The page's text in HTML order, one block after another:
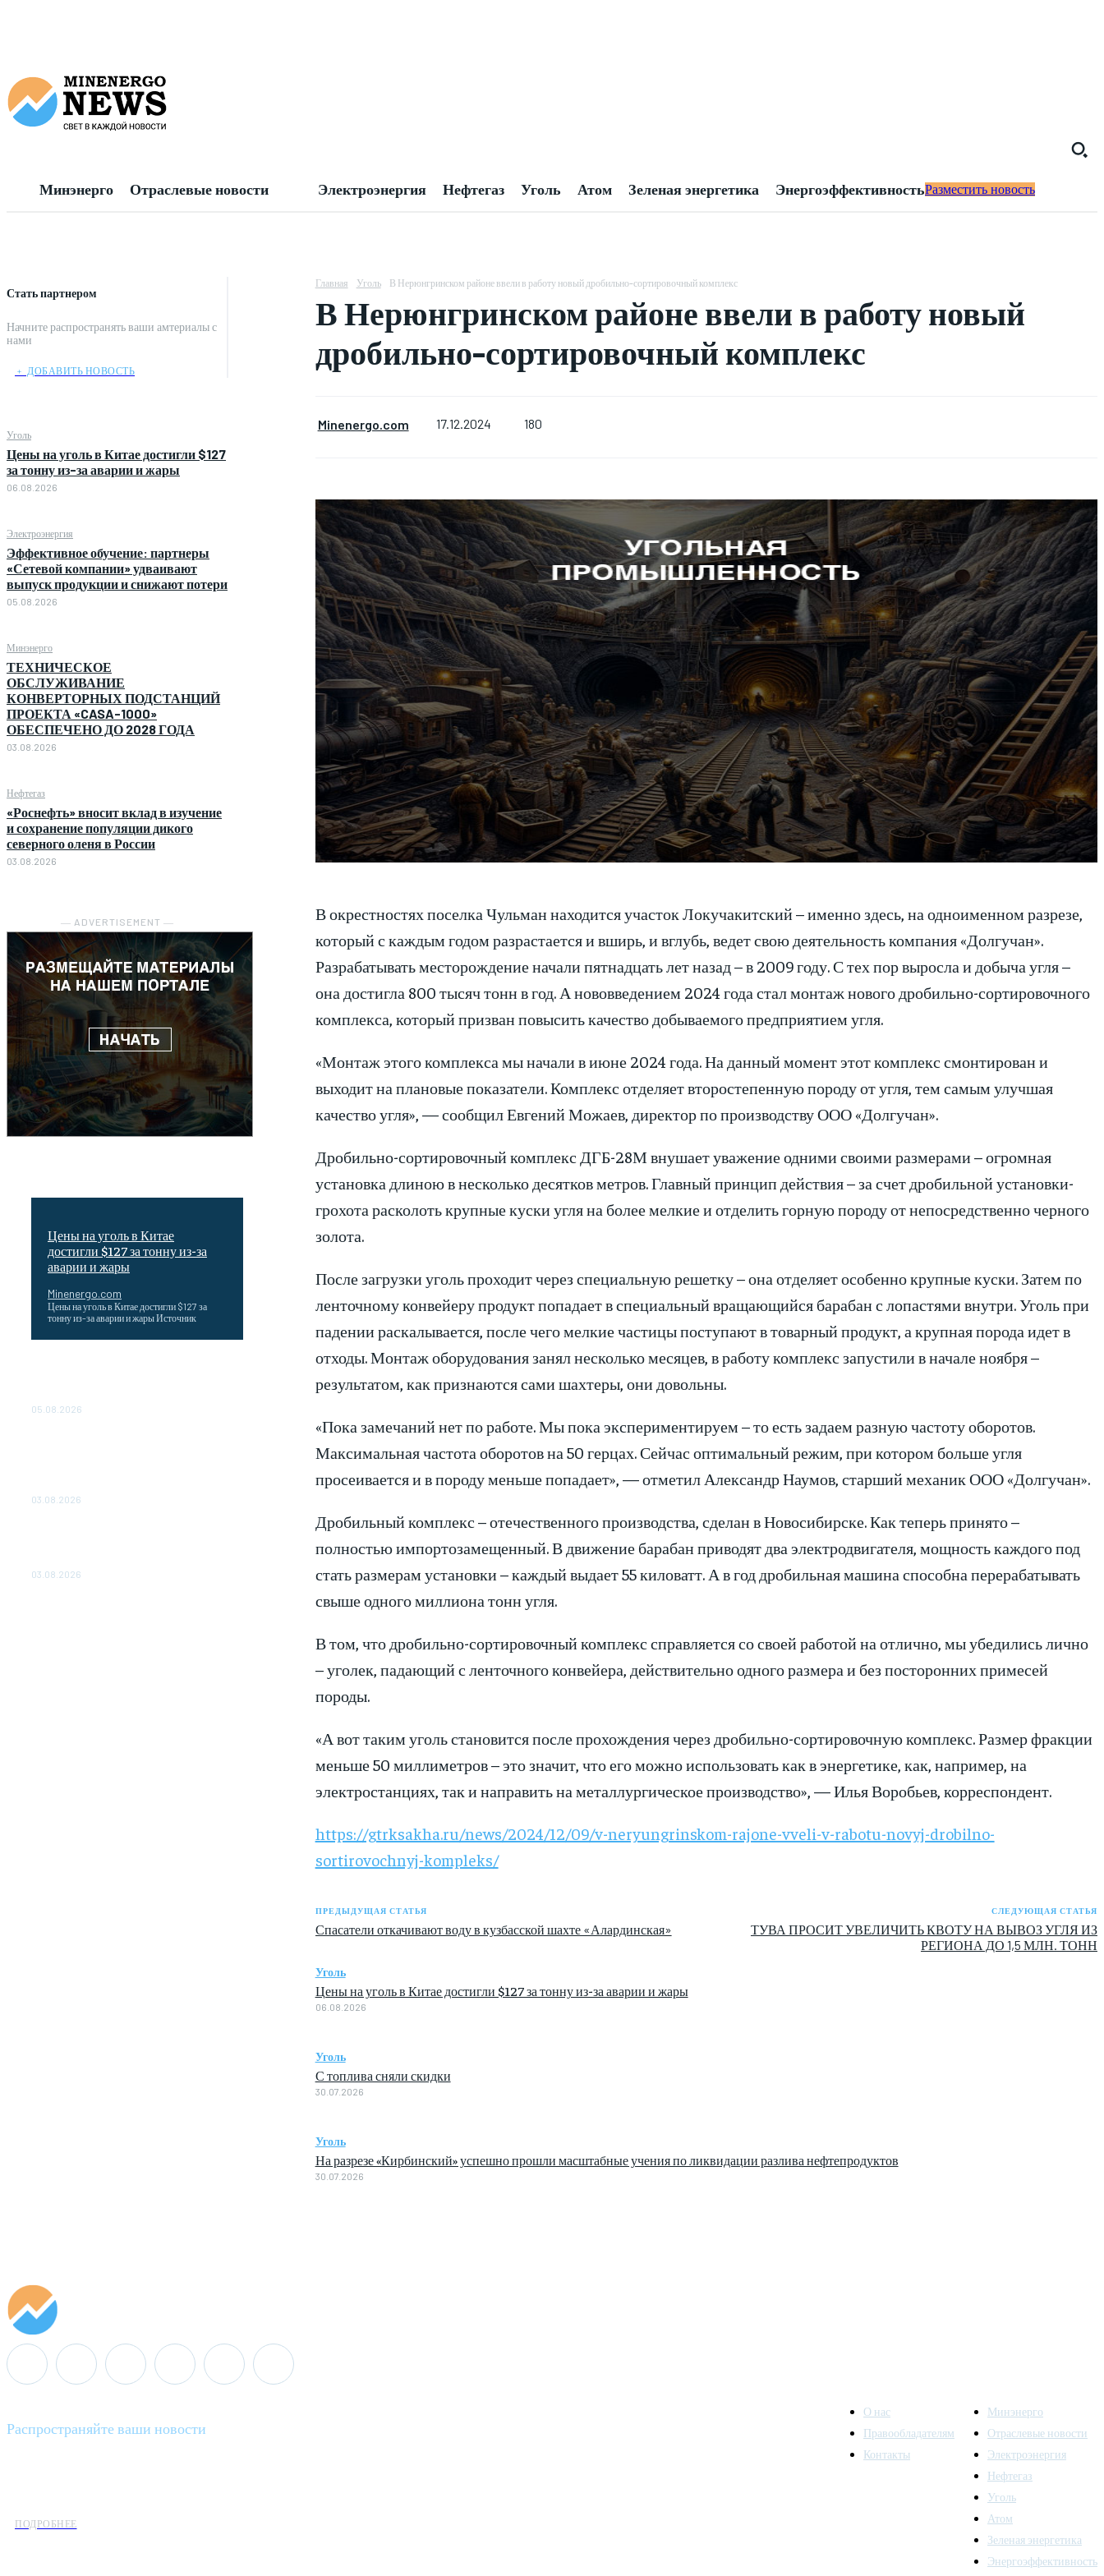
Минэнерго Отраслевые новости Электроэнергия Нефтегаз Уголь Атом Зеленая энергетика ЭнергоэффективностьРазместить новость
Стать партнером
Начните распространять ваши амтериалы с
нами
﹢ ДОБАВИТЬ НОВОСТЬ
Уголь
Цены на уголь в Китае достигли $127
за тонну из-за аварии и жары
06.08.2026
Электроэнергия
Эффективное обучение: партнеры
«Сетевой компании» удваивают
выпуск продукции и снижают потери
05.08.2026
Минэнерго
ТЕХНИЧЕСКОЕ
ОБСЛУЖИВАНИЕ
КОНВЕРТОРНЫХ ПОДСТАНЦИЙ
ПРОЕКТА «CASA-1000»
ОБЕСПЕЧЕНО ДО 2028 ГОДА
03.08.2026
Нефтегаз
«Роснефть» вносит вклад в изучение
и сохранение популяции дикого
северного оленя в России
03.08.2026
― ADVERTISEMENT ―
Цены на уголь в Китае
достигли $127 за тонну из-за
аварии и жары
Minenergo.com
Цены на уголь в Китае достигли $127 за
тонну из-за аварии и жары Источник
05.08.2026
03.08.2026
03.08.2026
Главная Уголь В Нерюнгринском районе ввели в работу новый дробильно-сортировочный комплекс
В Нерюнгринском районе ввели в работу новый
дробильно-сортировочный комплекс
Minenergo.com 17.12.2024 180
В окрестностях поселка Чульман находится участок Локучакитский – именно здесь, на одноименном разрезе,
который с каждым годом разрастается и вширь, и вглубь, ведет свою деятельность компания «Долгучан».
Разрабатывать месторождение начали пятнадцать лет назад – в 2009 году. С тех пор выросла и добыча угля –
она достигла 800 тысяч тонн в год. А нововведением 2024 года стал монтаж нового дробильно-сортировочного
комплекса, который призван повысить качество добываемого предприятием угля.
«Монтаж этого комплекса мы начали в июне 2024 года. На данный момент этот комплекс смонтирован и
выходит на плановые показатели. Комплекс отделяет второстепенную породу от угля, тем самым улучшая
качество угля», — сообщил Евгений Можаев, директор по производству ООО «Долгучан».
Дробильно-сортировочный комплекс ДГБ-28М внушает уважение одними своими размерами – огромная
установка длиною в несколько десятков метров. Главный принцип действия – за счет дробильной установки-
грохота расколоть крупные куски угля на более мелкие и отделить горную породу от непосредственно черного
золота.
После загрузки уголь проходит через специальную решетку – она отделяет особенно крупные куски. Затем по
ленточному конвейеру продукт попадает в специальный вращающийся барабан с лопастями внутри. Уголь при
падении раскалывается, после чего мелкие частицы поступают в товарный продукт, а крупная порода идет в
отходы. Монтаж оборудования занял несколько месяцев, в работу комплекс запустили в начале ноября –
результатом, как признаются сами шахтеры, они довольны.
«Пока замечаний нет по работе. Мы пока экспериментируем – то есть задаем разную частоту оборотов.
Максимальная частота оборотов на 50 герцах. Сейчас оптимальный режим, при котором больше угля
просеивается и в породу меньше попадает», — отметил Александр Наумов, старший механик ООО «Долгучан».
Дробильный комплекс – отечественного производства, сделан в Новосибирске. Как теперь принято –
полностью импортозамещенный. В движение барабан приводят два электродвигателя, мощность каждого под
стать размерам установки – каждый выдает 55 киловатт. А в год дробильная машина способна перерабатывать
свыше одного миллиона тонн угля.
В том, что дробильно-сортировочный комплекс справляется со своей работой на отлично, мы убедились лично
– уголек, падающий с ленточного конвейера, действительно одного размера и без посторонних примесей
породы.
«А вот таким уголь становится после прохождения через дробильно-сортировочную комплекс. Размер фракции
меньше 50 миллиметров – это значит, что его можно использовать как в энергетике, как, например, на
электростанциях, так и направить на металлургическое производство», — Илья Воробьев, корреспондент.
https://gtrksakha.ru/news/2024/12/09/v-neryungrinskom-rajone-vveli-v-rabotu-novyj-drobilno-
sortirovochnyj-kompleks/
ПРЕДЫДУЩАЯ СТАТЬЯ
Спасатели откачивают воду в кузбасской шахте «Алардинская»
СЛЕДУЮЩАЯ СТАТЬЯ
ТУВА ПРОСИТ УВЕЛИЧИТЬ КВОТУ НА ВЫВОЗ УГЛЯ ИЗ
РЕГИОНА ДО 1,5 МЛН. ТОНН
Уголь
Цены на уголь в Китае достигли $127 за тонну из-за аварии и жары
06.08.2026
Уголь
С топлива сняли скидки
30.07.2026
Уголь
На разрезе «Кирбинский» успешно прошли масштабные учения по ликвидации разлива нефтепродуктов
30.07.2026
Распространяйте ваши новости
ПОДРОБНЕЕ
О нас
Правообладателям
Контакты
Минэнерго
Отраслевые новости
Электроэнергия
Нефтегаз
Уголь
Атом
Зеленая энергетика
Энергоэффективность